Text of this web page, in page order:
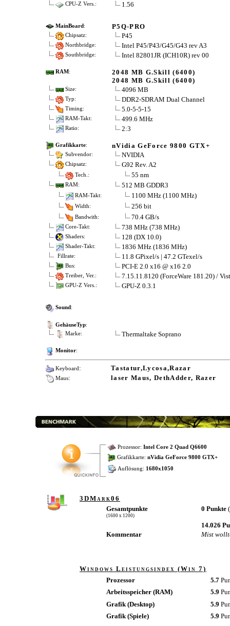
CPU-Z Vers.:
1.56
MainBoard: P5Q-PRO
Chipsatz: P45
Northbridge: Intel P45/P43/G45/G43 rev A3
Southbridge: Intel 82801JR (ICH10R) rev 00
RAM:
2048 MB G.Skill (6400)
2048 MB G.Skill (6400)
Size: 4096 MB
Typ: DDR2-SDRAM Dual Channel
Timing: 5.0-5-5-15
RAM-Takt: 499.6 MHz
Ratio: 2:3
Grafikkarte: nVidia GeForce 9800 GTX+
Subvendor: NVIDIA
Chipsatz: G92 Rev. A2
Tech.: 55 nm
RAM: 512 MB GDDR3
RAM-Takt: 1100 MHz (1100 MHz)
Width: 256 bit
Bandwith: 70.4 GB/s
Core-Takt: 738 MHz (738 MHz)
Shaders: 128 (DX 10.0)
Shader-Takt: 1836 MHz (1836 MHz)
Fillrate: 11.8 GPixel/s | 47.2 GTexel/s
Bus: PCI-E 2.0 x16 @ x16 2.0
Treiber, Ver.: 7.15.11.8120 (ForceWare 181.20) /
GPU-Z Vers.: GPU-Z 0.3.1
Sound:
GehäuseTyp:
Marke:
Thermaltake Soprano
Monitor:
Keyboard: Tastatur,Lycosa,Razar
Maus: laser Maus, DethAdder, Razer
Prozessor: Intel Core 2 Quad Q6600
Grafikkarte: nVidia GeForce 9800 GTX+
Auflösung: 1680x1050
3DMark06
Gesamtpunkte
(1600 x 1200)
0 Punkte
14.026
Kommentar
Mist
Windows Leistungsindex (Win 7)
Prozessor
5.7
Arbeitsspeicher (RAM)
5.9
Grafik (Desktop)
5.9
Grafik (Spiele)
5.9